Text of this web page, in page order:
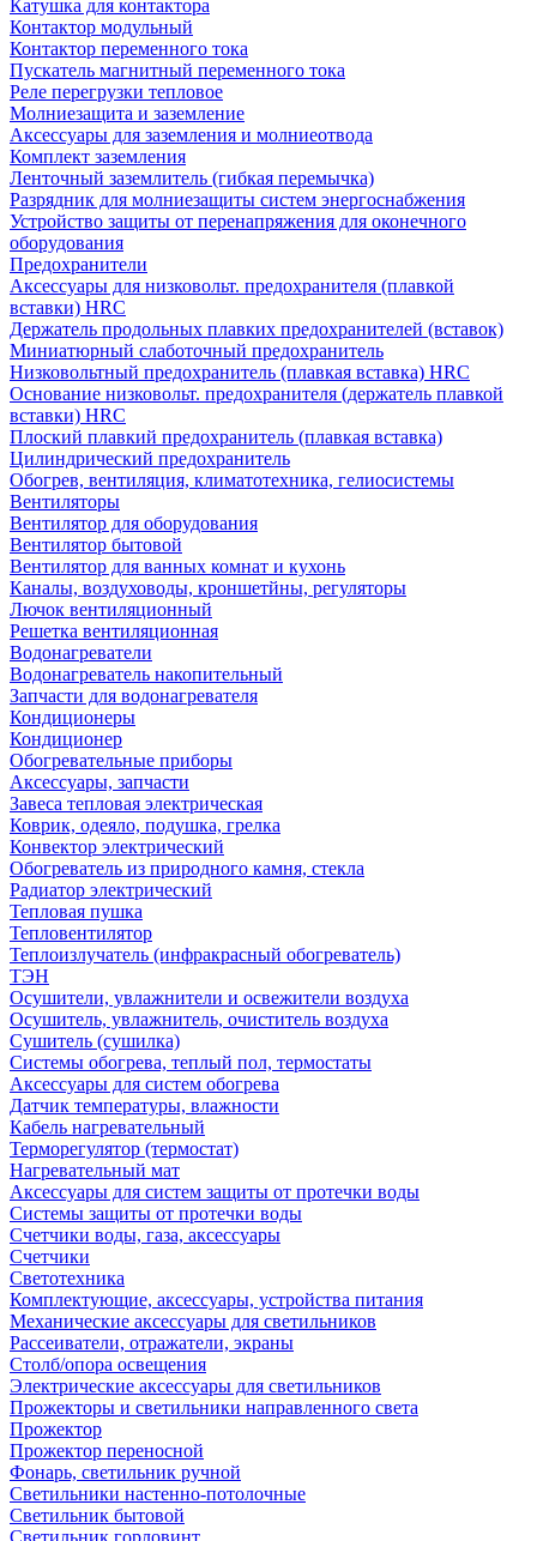
Катушка для контактора
Контактор модульный
Контактор переменного тока
Пускатель магнитный переменного тока
Реле перегрузки тепловое
Молниезащита и заземление
Аксессуары для заземления и молниеотвода
Комплект заземления
Ленточный заземлитель (гибкая перемычка)
Разрядник для молниезащиты систем энергоснабжения
Устройство защиты от перенапряжения для оконечного
оборудования
Предохранители
Аксессуары для низковольт. предохранителя (плавкой
вставки) HRC
Держатель продольных плавких предохранителей (вставок)
Миниатюрный слаботочный предохранитель
Низковольтный предохранитель (плавкая вставка) HRC
Основание низковольт. предохранителя (держатель плавкой
вставки) HRC
Плоский плавкий предохранитель (плавкая вставка)
Цилиндрический предохранитель
Обогрев, вентиляция, климатотехника, гелиосистемы
Вентиляторы
Вентилятор для оборудования
Вентилятор бытовой
Вентилятор для ванных комнат и кухонь
Каналы, воздуховоды, кроншетйны, регуляторы
Лючок вентиляционный
Решетка вентиляционная
Водонагреватели
Водонагреватель накопительный
Запчасти для водонагревателя
Кондиционеры
Кондиционер
Обогревательные приборы
Аксессуары, запчасти
Завеса тепловая электрическая
Коврик, одеяло, подушка, грелка
Конвектор электрический
Обогреватель из природного камня, стекла
Радиатор электрический
Тепловая пушка
Тепловентилятор
Теплоизлучатель (инфракрасный обогреватель)
ТЭН
Осушители, увлажнители и освежители воздуха
Осушитель, увлажнитель, очиститель воздуха
Сушитель (сушилка)
Системы обогрева, теплый пол, термостаты
Аксессуары для систем обогрева
Датчик температуры, влажности
Кабель нагревательный
Терморегулятор (термостат)
Нагревательный мат
Аксессуары для систем защиты от протечки воды
Системы защиты от протечки воды
Счетчики воды, газа, аксессуары
Счетчики
Светотехника
Комплектующие, аксессуары, устройства питания
Механические аксессуары для светильников
Рассеиватели, отражатели, экраны
Столб/опора освещения
Электрические аксессуары для светильников
Прожекторы и светильники направленного света
Прожектор
Прожектор переносной
Фонарь, светильник ручной
Светильники настенно-потолочные
Светильник бытовой
Светильник горловинт